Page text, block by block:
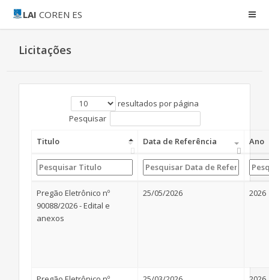
LAI COREN ES
Licitações
resultados por página
Pesquisar
Titulo Data de Referência Ano
Pregão Eletrônico nº
90088/2026 - Edital e
anexos
25/05/2026 2026